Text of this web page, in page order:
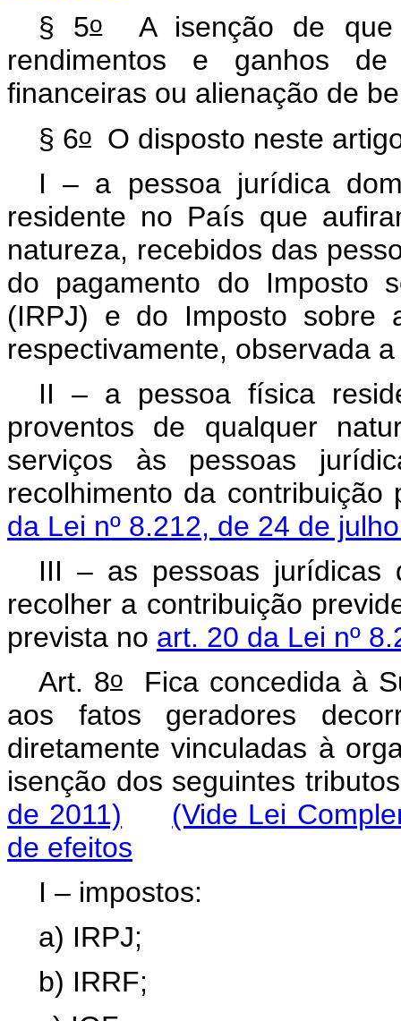
§ 5oA isenção de que
rendimentos e ganhos
financeiras ou alienação de
§ 6o O disposto neste
I – a pessoa jurídica
residente no País que
natureza, recebidos das
do pagamento do Imposto
(IRPJ) e do Imposto sobre
respectivamente, observada
II – a pessoa física
proventos de qualquer
serviços às pessoas
recolhimento da
da Lei nº 8.212, de 24 de
III – as pessoas
recolher a contribuição
prevista no art. 20 da Lei nº
Art. 8o Fica concedida à
aos fatos geradores
diretamente vinculadas à
isenção dos seguintes
de 2011)
(Vide Lei
de efeitos
I – impostos:
a) IRPJ;
b) IRRF;